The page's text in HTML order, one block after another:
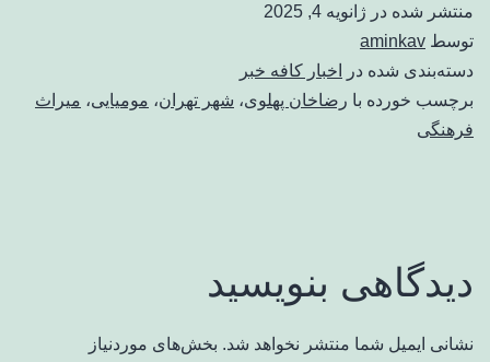
منتشر شده در ژانویه 4, 2025
توسط aminkav
دسته‌بندی شده در
اخبار کافه خبر
برچسب خورده با رضاخان پهلوی، شهر تهران، مومیایی، میراث
فرهنگی
دیدگاهی بنویسید
نشانی ایمیل شما منتشر نخواهد شد. بخش‌های موردنیاز